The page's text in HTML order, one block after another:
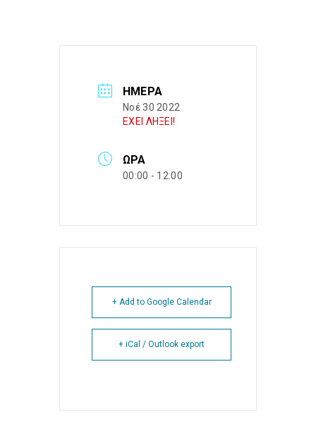
ΗΜΈΡΑ
Νοέ 30 2022
ΕΧΕΙ ΛΗΞΕΙ!
ΏΡΑ
00:00 - 12:00
+ Add to Google Calendar
+ iCal / Outlook export